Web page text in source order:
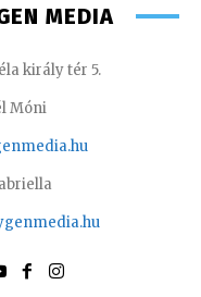
MEDIA
király tér 5.
Móni